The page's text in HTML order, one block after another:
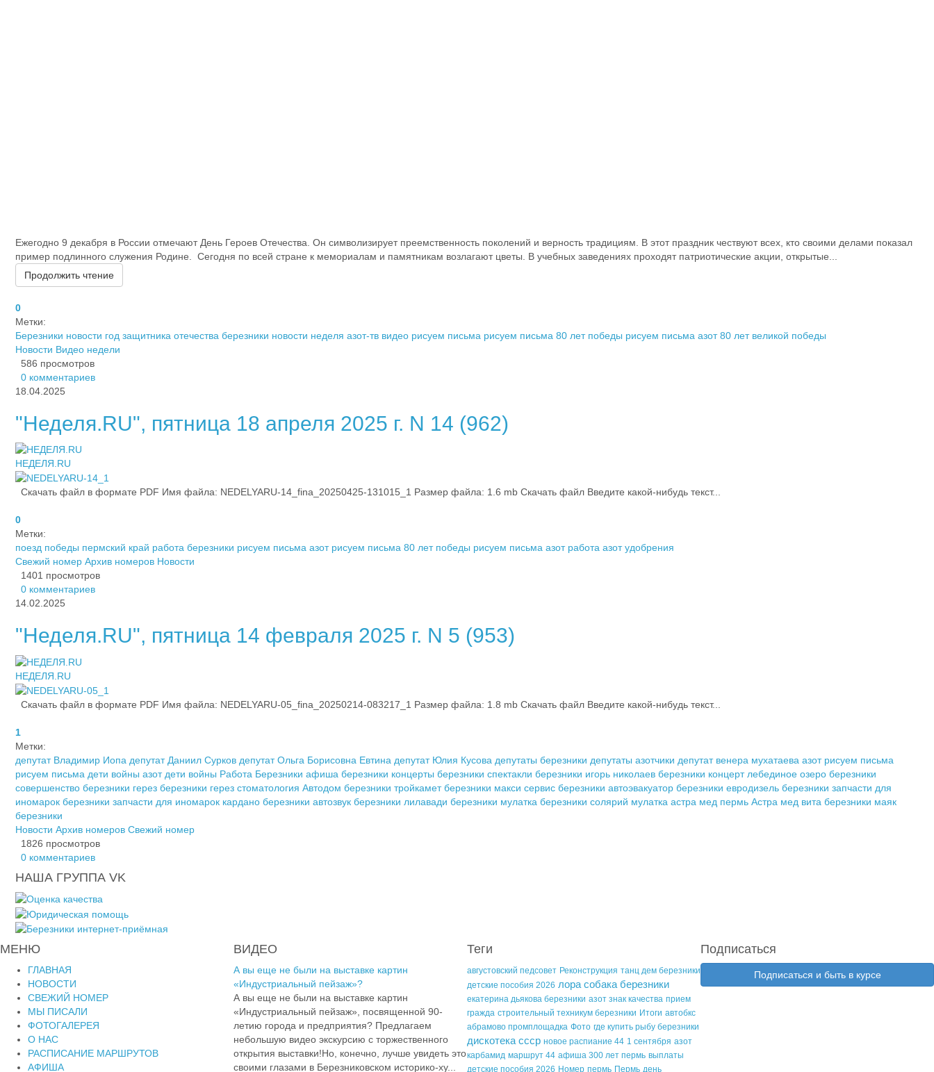
​Ежегодно 9 декабря в России отмечают День Героев Отечества. Он символизирует преемственность поколений и верность традициям. В этот праздник чествуют всех, кто своими делами показал
пример подлинного служения Родине. Сегодня по всей стране к мемориалам и памятникам возлагают цветы. В учебных заведениях проходят патриотические акции, открытые...
Продолжить чтение
0
Метки:
Березники новости год защитника отечества березники новости неделя азот-тв видео рисуем письма рисуем письма 80 лет победы рисуем письма азот 80 лет великой победы
Новости Видео недели
586 просмотров
0 комментариев
18.04.2025
"Неделя.RU", пятница 18 апреля 2025 г. N 14 (962)
НЕДЕЛЯ.RU
Скачать файл в формате PDF Имя файла: NEDELYARU-14_fina_20250425-131015_1 Размер файла: 1.6 mb Скачать файл Введите какой-нибудь текст...
0
Метки:
поезд победы пермский край работа березники рисуем письма азот рисуем письма 80 лет победы рисуем письма азот работа азот удобрения
Свежий номер Архив номеров Новости
1401 просмотров
0 комментариев
14.02.2025
"Неделя.RU", пятница 14 февраля 2025 г. N 5 (953)
НЕДЕЛЯ.RU
Скачать файл в формате PDF Имя файла: NEDELYARU-05_fina_20250214-083217_1 Размер файла: 1.8 mb Скачать файл Введите какой-нибудь текст...
1
Метки:
депутат Владимир Иопа депутат Даниил Сурков депутат Ольга Борисовна Евтина депутат Юлия Кусова депутаты березники депутаты азотчики депутат венера мухатаева азот рисуем письма
рисуем письма дети войны азот дети войны Работа Березники афиша березники концерты березники спектакли березники игорь николаев березники концерт лебединое озеро березники
совершенство березники герез березники герез стоматология Автодом березники тройкамет березники макси сервис березники автоэвакуатор березники евродизель березники запчасти для
иномарок березники запчасти для иномарок кардано березники автозвук березники лилавади березники мулатка березники солярий мулатка астра мед пермь Астра мед вита березники маяк
березники
Новости Архив номеров Свежий номер
1826 просмотров
0 комментариев
НАША ГРУППА VK
МЕНЮ
ГЛАВНАЯ
НОВОСТИ
СВЕЖИЙ НОМЕР
МЫ ПИСАЛИ
ФОТОГАЛЕРЕЯ
О НАС
РАСПИСАНИЕ МАРШРУТОВ
АФИША
ВИДЕО
А вы еще не были на выставке картин
«Индустриальный пейзаж»?
А вы еще не были на выставке картин
«Индустриальный пейзаж», посвященной 90-
летию города и предприятия? Предлагаем
небольшую видео экскурсию с торжественного
открытия выставки!Но, конечно, лучше увидеть это
своими глазами в Березниковском историко-ху...
Теги
августовский педсовет Реконструкция танц дем березники
детские пособия 2026 лора собака березники
екатерина дьякова березники азот знак качества прием
гражда строительный техникум березники Итоги автобкс
абрамово промплощадка Фото где купить рыбу березники
дискотека ссср новое распиание 44 1 сентября азот
карбамид маршрут 44 афиша 300 лет пермь выплаты
детские пособия 2026 Номер пермь Пермь день
Подписаться
Подписаться и быть в курсе